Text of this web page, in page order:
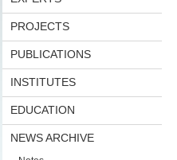
PROJECTS
PUBLICATIONS
INSTITUTES
EDUCATION
NEWS ARCHIVE